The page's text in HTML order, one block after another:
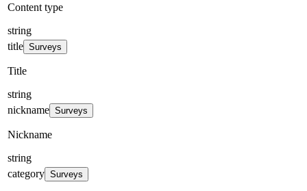
Content type
string
title Surveys
Title
string
nickname Surveys
Nickname
string
category Surveys